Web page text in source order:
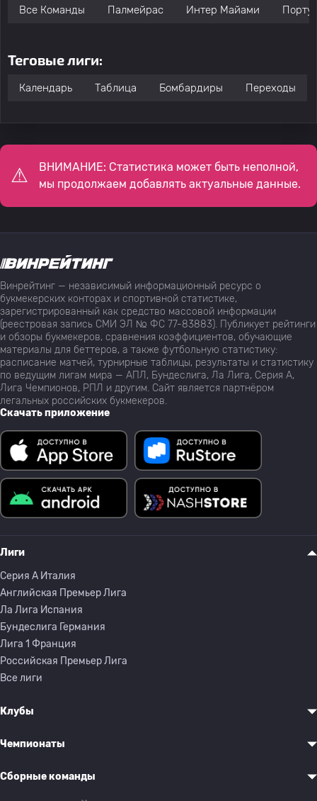
Все Команды Палмейрас Интер Майами Порту
Теговые лиги:
Календарь Таблица Бомбардиры Переходы
ВНИМАНИЕ: Статистика может быть неполной,
мы продолжаем добавлять актуальные данные.
Винрейтинг — независимый информационный ресурс о
букмекерских конторах и спортивной статистике,
зарегистрированный как средство массовой информации
(реестровая запись СМИ ЭЛ № ФС 77-83883). Публикует рейтинги
и обзоры букмекеров, сравнения коэффициентов, обучающие
материалы для беттеров, а также футбольную статистику:
расписание матчей, турнирные таблицы, результаты и статистику
по ведущим лигам мира — АПЛ, Бундеслига, Ла Лига, Серия А,
Лига Чемпионов, РПЛ и другим. Сайт является партнёром
легальных российских букмекеров.
Скачать приложение
Лиги
Серия A Италия
Английская Премьер Лига
Ла Лига Испания
Бундеслига Германия
Лига 1 Франция
Российская Премьер Лига
Все лиги
Клубы
Чемпионаты
Сборные команды